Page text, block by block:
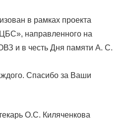
в рамках проекта
направленного на
и в честь Дня памяти А. С.
Спасибо за Ваши
О.С. Киляченкова